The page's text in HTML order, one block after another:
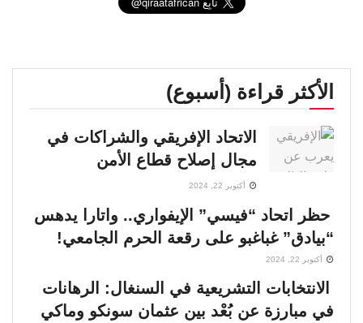
الأكثر قراءة (أسبوع)
الاتحاد الإفريقي والشراكات في
مجال إصلاح قطاع الأمن
أكتوبر 22, 2024
حظر اتحاد “فيسي” الإيفواري.. واتارا يدهس
“بيادق” غباغبو على رقعة الحرم الجامعي!
أكتوبر 22, 2024
الانتخابات التشريعية في السنغال: الرهانات
في مبارزة عن بُعْد بين عثمان سونكو وماكي